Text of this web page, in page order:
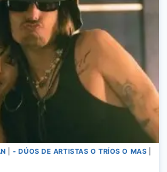
|- DÚOS DE ARTISTAS O TRÍOS O MAS